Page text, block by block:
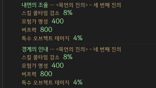
내면의 조율— <묵언의 진의> - 세 번째 진의
스킬 쿨타임 감소
8%
모험가 명성 400
버프력 800
특수 오브젝트 데미지 4%
경계의 인내— <묵언의 진의> - 네 번째 진의
스킬 쿨타임 감소
8%
모험가 명성 400
버프력 800
특수 오브젝트 데미지 4%